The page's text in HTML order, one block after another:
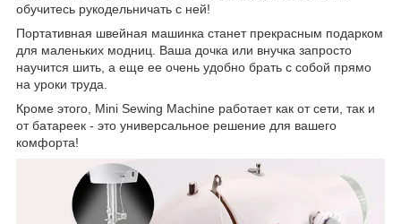
обучитесь рукодельничать с ней!
Портативная швейная машинка станет прекрасным подарком
для маленьких модниц. Ваша дочка или внучка запросто
научится шить, а еще ее очень удобно брать с собой прямо
на уроки труда.
Кроме этого, Mini Sewing Machine работает как от сети, так и
от батареек - это универсальное решение для вашего
комфорта!